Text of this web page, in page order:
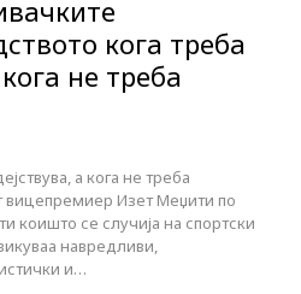
кога треба
не треба
а кога не треба
вицепремиер Изет Меџити по
коишто се случија на спортски
навредливи,
и…